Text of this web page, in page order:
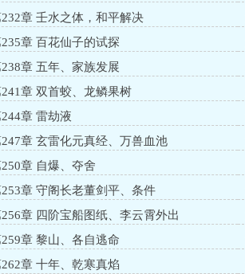
章 壬水之体，和平解决
章 百花仙子的试探
章 五年、家族发展
章 双首蛟、龙鳞果树
章 雷劫液
章 玄雷化元真经、万兽血池
章 自爆、夺舍
章 守阁长老董剑平、条件
章 四阶宝船图纸、李云霄外出
章 黎山、各自逃命
章 十年、乾寒真焰